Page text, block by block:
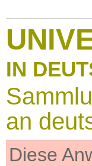
IN
an
Diese